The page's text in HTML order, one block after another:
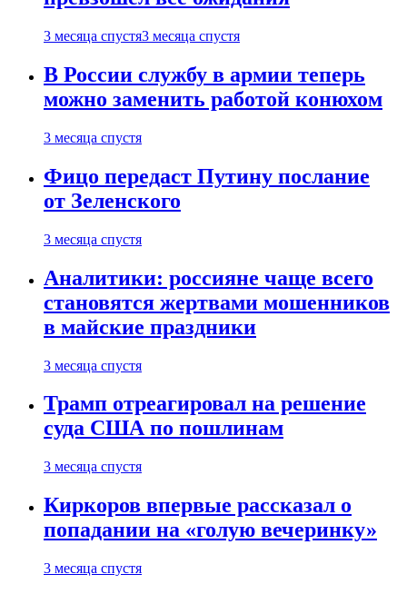
3 месяца спустя3 месяца спустя
В России службу в армии теперь
можно заменить работой конюхом
3 месяца спустя
Фицо передаст Путину послание
от Зеленского
3 месяца спустя
Аналитики: россияне чаще всего
становятся жертвами мошенников
в майские праздники
3 месяца спустя
Трамп отреагировал на решение
суда США по пошлинам
3 месяца спустя
Киркоров впервые рассказал о
попадании на «голую вечеринку»
3 месяца спустя